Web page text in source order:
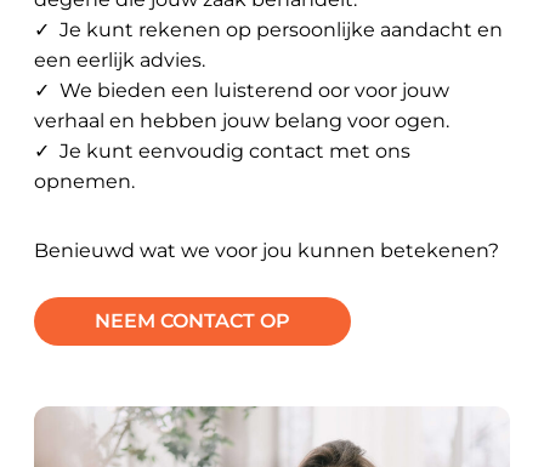
✓ Je kunt rekenen op persoonlijke aandacht en
een eerlijk advies.
✓ We bieden een luisterend oor voor jouw
verhaal en hebben jouw belang voor ogen.
✓ Je kunt eenvoudig contact met ons
opnemen.
Benieuwd wat we voor jou kunnen betekenen?
NEEM CONTACT OP